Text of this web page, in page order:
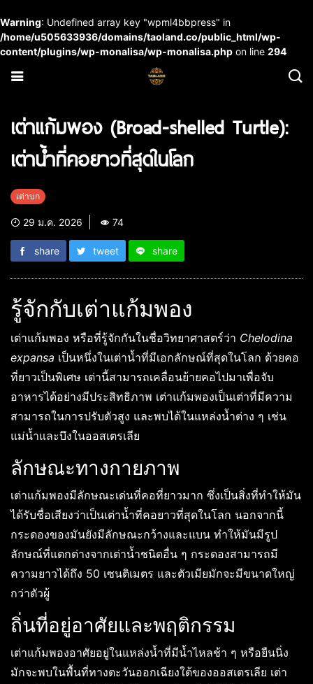
Warning: Undefined array key "wpml4bbpress" in
/home/u505633936/domains/taoland.co/public_html/wp-
content/plugins/wp-monalisa/wp-monalisa.php on line 294
เต่าแก้มพอง (Broad-shelled Turtle):
เต่าน้ำที่คอยาวที่สุดในโลก
เต่าบก
29 ม.ค. 2026 74
share tweet share
รู้จักกับเต่าแก้มพอง
เต่าแก้มพอง หรือที่รู้จักกันในชื่อวิทยาศาสตร์ว่า Chelodina
expansa เป็นหนึ่งในเต่าน้ำที่มีเอกลักษณ์ที่สุดในโลก ด้วยคอ
ที่ยาวเป็นพิเศษ เต่านี้สามารถเคลื่อนย้ายคอไปมาเพื่อจับ
อาหารได้อย่างมีประสิทธิภาพ เต่าแก้มพองเป็นเต่าที่มีความ
สามารถในการปรับตัวสูง และพบได้ในแหล่งน้ำต่าง ๆ เช่น
แม่น้ำและบึงในออสเตรเลีย
ลักษณะทางกายภาพ
เต่าแก้มพองมีลักษณะเด่นที่คอที่ยาวมาก ซึ่งเป็นสิ่งที่ทำให้มัน
ได้รับชื่อเสียงว่าเป็นเต่าน้ำที่คอยาวที่สุดในโลก นอกจากนี้
กระดองของมันยังมีลักษณะกว้างและแบน ทำให้มันมีรูป
ลักษณ์ที่แตกต่างจากเต่าน้ำชนิดอื่น ๆ กระดองสามารถมี
ความยาวได้ถึง 50 เซนติเมตร และตัวเมียมักจะมีขนาดใหญ่
กว่าตัวผู้
ถิ่นที่อยู่อาศัยและพฤติกรรม
เต่าแก้มพองอาศัยอยู่ในแหล่งน้ำที่มีน้ำไหลช้า ๆ หรือยืนนิ่ง
มักจะพบในพื้นที่ทางตะวันออกเฉียงใต้ของออสเตรเลีย เต่า